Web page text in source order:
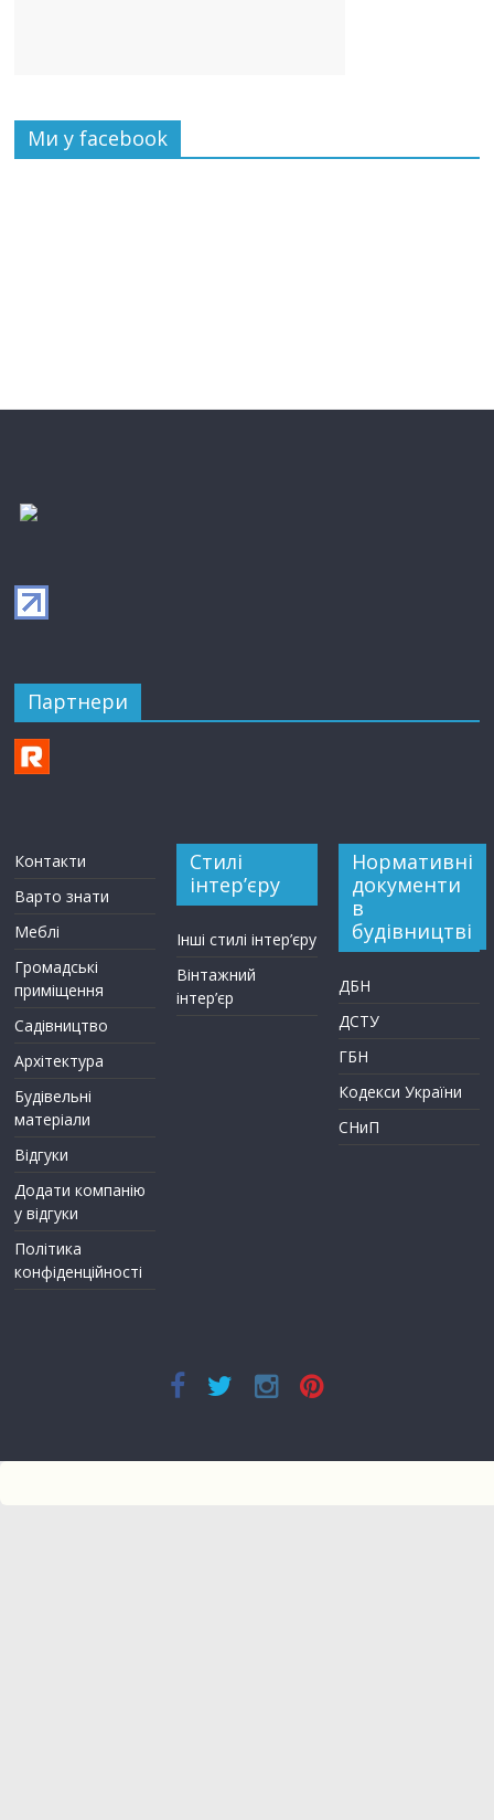
Ми у facebook
Партнери
Контакти
Варто знати
Меблі
Громадські
приміщення
Садівництво
Архітектура
Будівельні
матеріали
Відгуки
Додати компанію
у відгуки
Політика
конфіденційності
Стилі
інтер’єру
Інші стилі інтер’єру
Вінтажний
інтер’єр
Нормативні
документи
в
будівництві
ДБН
ДСТУ
ГБН
Кодекси України
СНиП